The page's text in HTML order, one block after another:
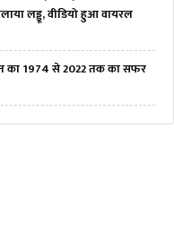
लड्डू, वीडियो हुआ वायरल
का 1974 से 2022 तक का सफर